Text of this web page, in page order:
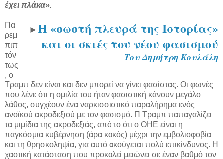
έχει πλάκα».
►Η «σωστή πλευρά της Iστορίας»
και οι σκιές του νέου φασισμού
Του Δημήτρη Κουλάλη
Πα
ρεμ
πιπ
τόν
τως
, ο
Τραμπ δεν είναι και δεν μπορεί να γίνει φασίστας. Οι φωνές
που λένε ότι η ομιλία του ήταν φασιστική κάνουν μεγάλο
λάθος, συγχέουν ένα ναρκισσιστικό παραλήρημα ενός
ανοϊκού ακροδεξιού με τον φασισμό. Π Τραμπ παπαγαλίζει
τα μιμίδια της ακροδεξιάς, από το ότι ο ΟΗΕ είναι η
παγκόσμια κυβέρνηση (άρα κακός) μέχρι την εμβολιοφοβία
και τη θρησκοληψία, για αυτό ακούγεται πολύ επικίνδυνος. Η
χαοτική κατάσταση που προκαλεί μειώνει σε έναν βαθμό τον